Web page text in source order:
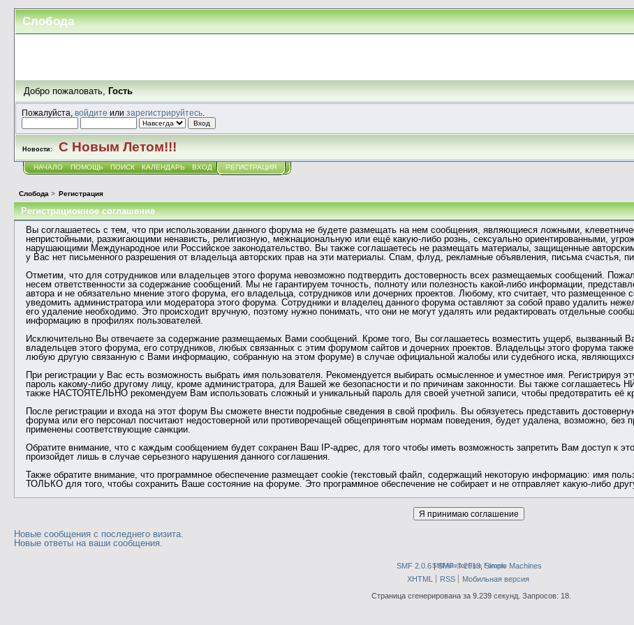
Слобода
Добро пожаловать,Гость
Пожалуйста,войдите илизарегистрируйтесь
Новости: С Новым Летом!!!
НАЧАЛО ПОМОЩЬ ПОИСК КАЛЕНДАРЬ ВХОД РЕГИСТРАЦИЯ
Слобода > Регистрация
Регистрационное соглашение
Вы соглашаетесь с тем, что при использовании данного форума не будете размещать на нем сообщения, являющиеся ложными,
непристойными, разжигающими ненависть, религиозную, межнациональную или ещё какую-либо рознь, сексуально ориентированными,
нарушающими Международное или Российское законодательство. Вы также соглашаетесь не размещать материалы, защищенные
у Вас нет письменного разрешения от владельца авторских прав на эти материалы. Спам, флуд, рекламные объявления, письма счастья,
Отметим, что для сотрудников или владельцев этого форума невозможно подтвердить достоверность всех размещаемых сообщений.
несем ответственности за содержание сообщений. Мы не гарантируем точность, полноту или полезность какой-либо информации,
автора и не обязательно мнение этого форума, его владельца, сотрудников или дочерних проектов. Любому, кто считает, что
уведомить администратора или модератора этого форума. Сотрудники и владелец данного форума оставляют за собой право удалить
его удаление необходимо. Это происходит вручную, поэтому нужно понимать, что они не могут удалять или редактировать отдельные
информацию в профилях пользователей.
Исключительно Вы отвечаете за содержание размещаемых Вами сообщений. Кроме того, Вы соглашаетесь возместить ущерб, вызванный
владельцев этого форума, его сотрудников, любых связанных с этим форумом сайтов и дочерних проектов. Владельцы этого форума
любую другую связанную с Вами информацию, собранную на этом форуме) в случае официальной жалобы или судебного иска,
При регистрации у Вас есть возможность выбрать имя пользователя. Рекомендуется выбирать осмысленное и уместное имя. Регистрируя
пароль какому-либо другому лицу, кроме администратора, для Вашей же безопасности и по причинам законности. Вы также
также НАСТОЯТЕЛЬНО рекомендуем Вам использовать сложный и уникальный пароль для своей учетной записи, чтобы предотвратить её
После регистрации и входа на этот форум Вы сможете внести подробные сведения в свой профиль. Вы обязуетесь представить
форума или его персонал посчитают недостоверной или противоречащей общепринятым нормам поведения, будет удалена, возможно, без
применены соответствующие санкции.
Обратите внимание, что с каждым сообщением будет сохранен Ваш IP-адрес, для того чтобы иметь возможность запретить Вам доступ к
произойдет лишь в случае серьезного нарушения данного соглашения.
Также обратите внимание, что программное обеспечение размещает cookie (текстовый файл, содержащий некоторую информацию: имя
ТОЛЬКО для того, чтобы сохранить Ваше состояние на форуме. Это программное обеспечение не собирает и не отправляет какую-либо
Новые сообщения с последнего визита.
Новые ответы на ваши сообщения.
SMF 2.0.6|SMF © 2013,Simple Machines
SMFAdsforFree Forums
XHTML RSS
Мобильная версия
Страница сгенерирована за 9.239 секунд. Запросов: 18.